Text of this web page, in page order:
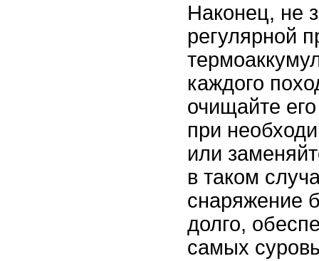
Наконец, не
регулярной
каждого
очищайте
при
или
в таком
снаряжение
долго,
самых